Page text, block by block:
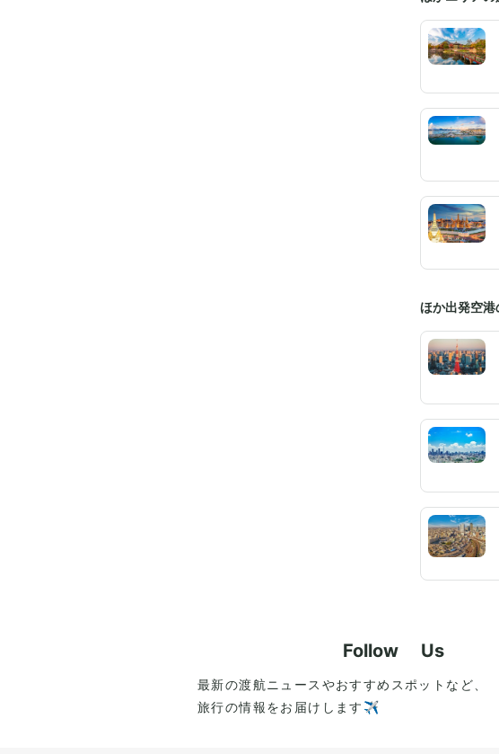
ほか出発空
Follow Us
最新の渡航ニュースやおすすめスポットなど、
旅行の情報をお届けします✈️